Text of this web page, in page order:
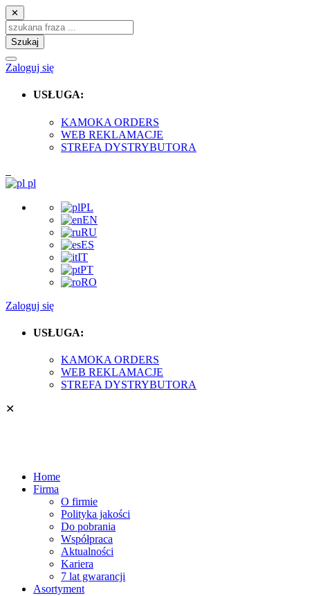
✕
Szukaj
Zaloguj się
USŁUGA:
KAMOKA ORDERS
WEB REKLAMACJE
STREFA DYSTRYBUTORA
pl
PL
EN
RU
ES
IT
PT
RO
Zaloguj się
USŁUGA:
KAMOKA ORDERS
WEB REKLAMACJE
STREFA DYSTRYBUTORA
✕
Home
Firma
O firmie
Polityka jakości
Do pobrania
Współpraca
Aktualności
Kariera
7 lat gwarancji
Asortyment